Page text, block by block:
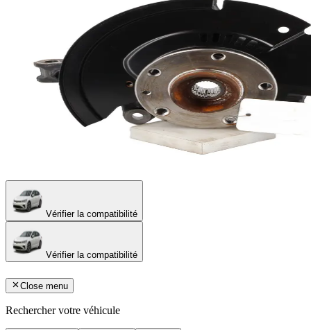
Vérifier la compatibilité
Vérifier la compatibilité
Close menu
Rechercher votre véhicule